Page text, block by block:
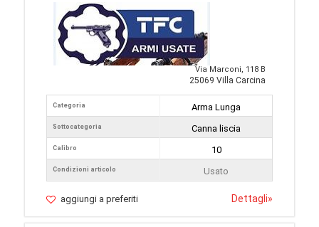
Via Marconi, 118 B
25069 Villa Carcina
Categoria
Sottocategoria
Calibro
Condizioni articolo
Arma Lunga
Canna liscia
10
Usato
aggiungi a preferiti Dettagli»